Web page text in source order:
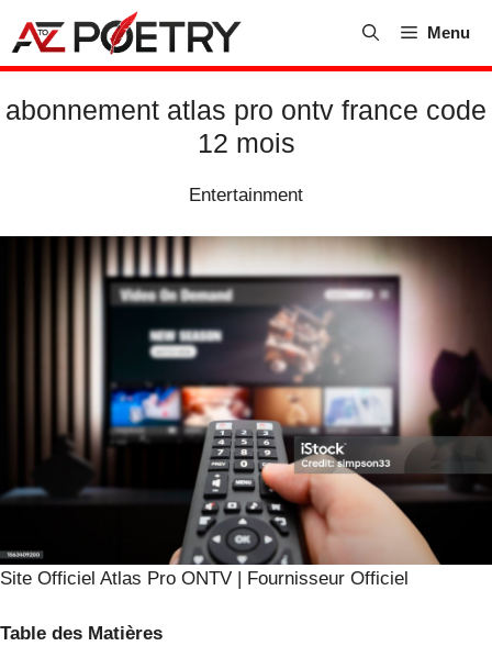
content
Menu
abonnement atlas pro ontv france code
12 mois
Entertainment
Site Officiel Atlas Pro ONTV | Fournisseur Officiel
Table des Matières